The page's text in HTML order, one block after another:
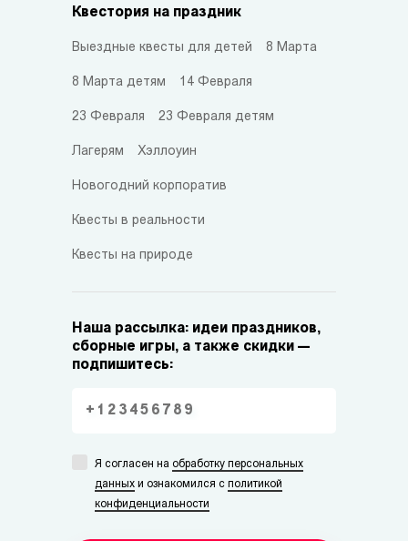
Квестория на праздник
Выездные квесты для детей 8 Марта
8 Марта детям 14 Февраля
23 Февраля 23 Февраля детям
Лагерям Хэллоуин
Новогодний корпоратив
Квесты в реальности
Квесты на природе
Наша рассылка: идеи праздников,
сборные игры, а также скидки —
подпишитесь:
Я согласен на обработку персональных
данных и ознакомился с политикой
конфиденциальности